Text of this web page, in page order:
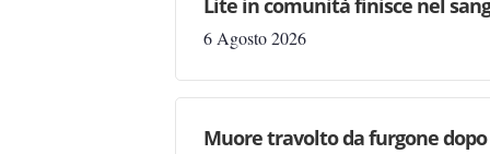
Lite in comunità finisce nel
6 Agosto 2026
Muore travolto da furgone dopo